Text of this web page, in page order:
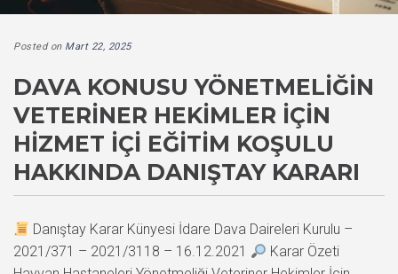
Posted on Mart 22, 2025
DAVA KONUSU YÖNETMELIĞIN
VETERINER HEKIMLER İÇIN
HIZMET İÇI EĞITIM KOŞULU
HAKKINDA DANIŞTAY KARARI
Danıştay Karar Künyesi İdare Dava Daireleri Kurulu –
2021/371 – 2021/3118 – 16.12.2021
Karar Özeti